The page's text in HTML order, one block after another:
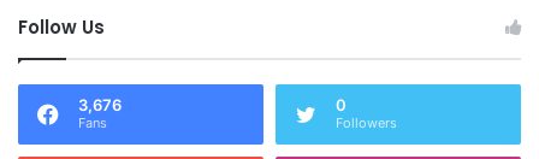
Follow Us
3,676
Fans
0
Followers